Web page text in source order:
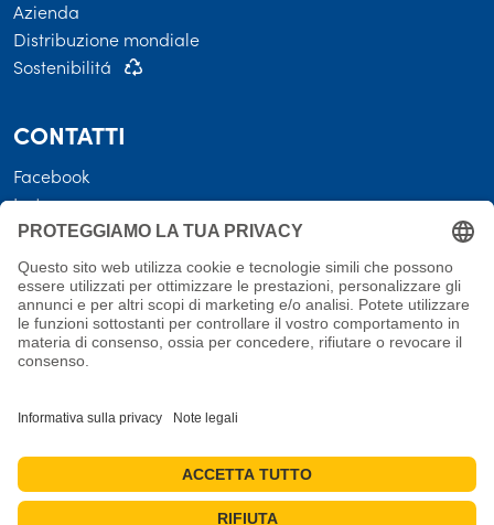
Azienda
Distribuzione mondiale
Sostenibilitá
CONTATTI
Facebook
Instagram
LEGALE
Termini e condizioni
Protezione dei dati
Costi di spedizione • Condizioni di consegna
Note legali
Misure per la verifica die valutazioni
Impostazioni dei cookie